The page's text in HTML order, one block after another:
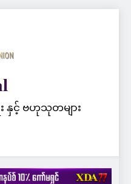
း နှင့် ဗဟုသုတများ